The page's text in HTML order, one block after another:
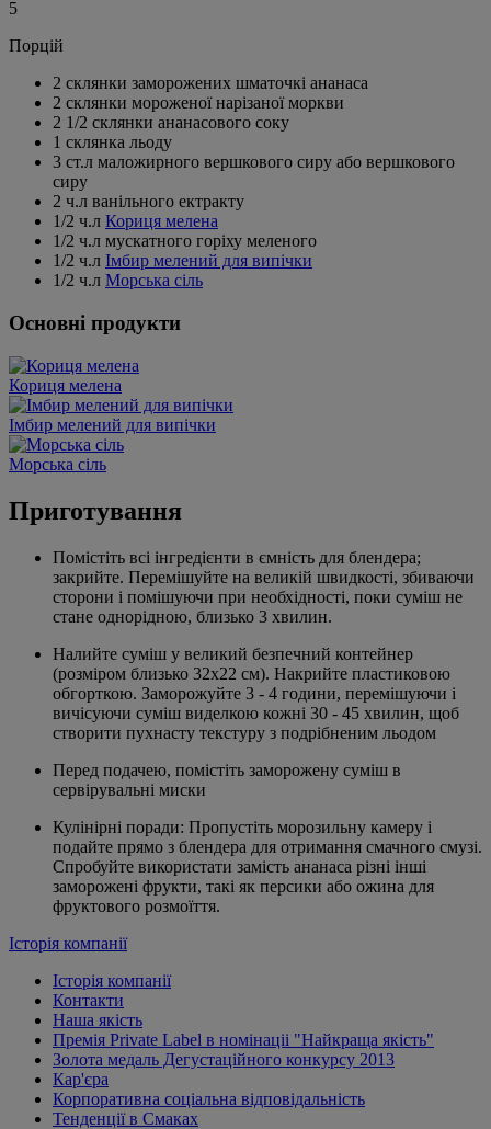
5
Порцій
2 склянки заморожених шматочкі ананаса
2 склянки мороженої нарізаної моркви
2 1/2 склянки ананасового соку
1 склянка льоду
3 ст.л маложирного вершкового сиру або вершкового
сиру
2 ч.л ванільного ектракту
1/2 ч.л Кориця мелена
1/2 ч.л мускатного горіху меленого
1/2 ч.л Імбир мелений для випічки
1/2 ч.л Морська сіль
Основні продукти
Кориця мелена
Імбир мелений для випічки
Морська сіль
Приготування
Помістіть всі інгредієнти в ємність для блендера;
закрийте. Перемішуйте на великій швидкості, збиваючи
сторони і помішуючи при необхідності, поки суміш не
стане однорідною, близько 3 хвилин.
Налийте суміш у великий безпечний контейнер
(розміром близько 32х22 см). Накрийте пластиковою
обгорткою. Заморожуйте 3 - 4 години, перемішуючи і
вичісуючи суміш виделкою кожні 30 - 45 хвилин, щоб
створити пухнасту текстуру з подрібненим льодом
Перед подачею, помістіть заморожену суміш в
сервірувальні миски
Кулінірні поради: Пропустіть морозильну камеру і
подайте прямо з блендера для отримання смачного смузі.
Спробуйте використати замість ананаса різні інші
заморожені фрукти, такі як персики або ожина для
фруктового розмоїття.
Історія компанії
Історія компанії
Контакти
Наша якість
Премія Private Label в номінаціі "Найкраща якість"
Золота медаль Дегустаційного конкурсу 2013
Кар'єра
Корпоративна соціальна відповідальність
Тенденції в Смаках